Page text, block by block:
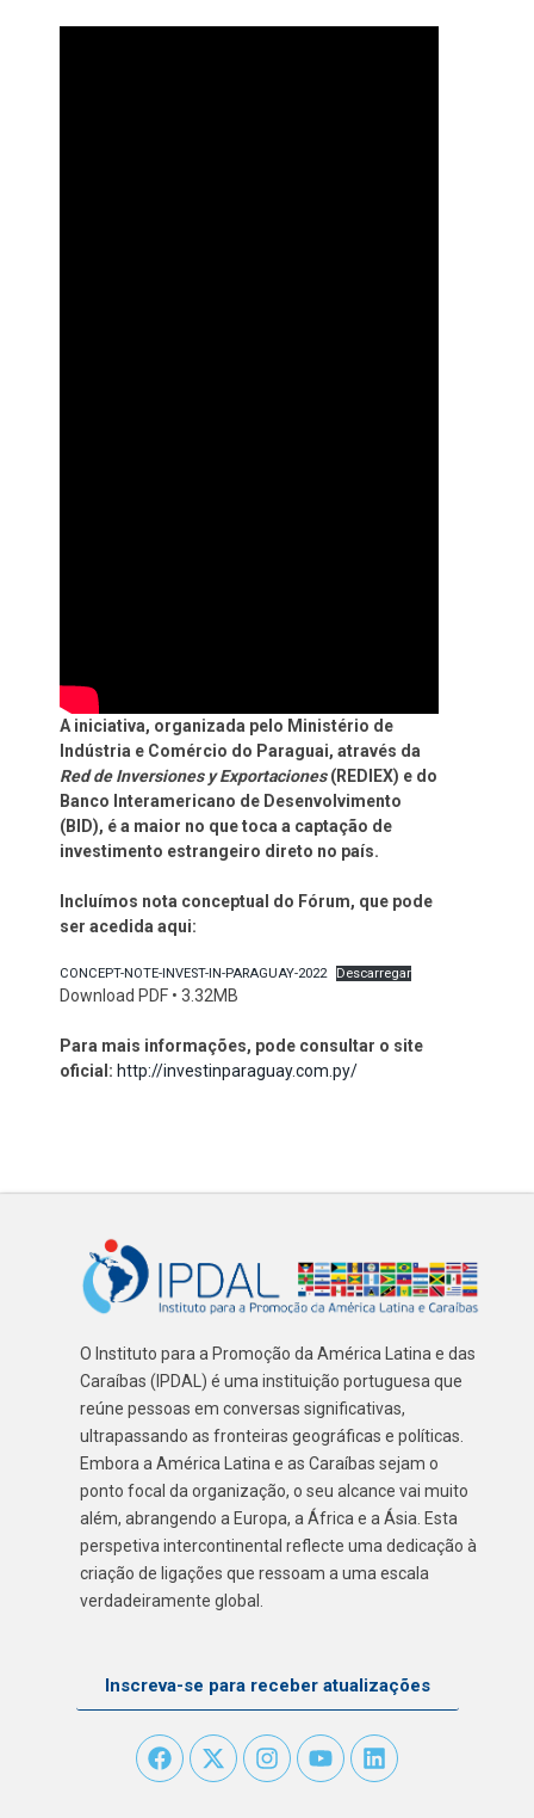
A iniciativa, organizada pelo Ministério de
Indústria e Comércio do Paraguai, através da
Red de Inversiones y Exportaciones(REDIEX) e do
Banco Interamericano de Desenvolvimento
(BID), é a maior no que toca a captação de
investimento estrangeiro direto no país.
Incluímos nota conceptual do Fórum, que pode
ser acedida aqui:
CONCEPT-NOTE-INVEST-IN-PARAGUAY-2022 Descarregar
Download PDF • 3.32MB
Para mais informações, pode consultar o site
oficial: http://investinparaguay.com.py/
O Instituto para a Promoção da América Latina e das
Caraíbas (IPDAL) é uma instituição portuguesa que
reúne pessoas em conversas significativas,
ultrapassando as fronteiras geográficas e políticas.
Embora a América Latina e as Caraíbas sejam o
ponto focal da organização, o seu alcance vai muito
além, abrangendo a Europa, a África e a Ásia. Esta
perspetiva intercontinental reflecte uma dedicação à
criação de ligações que ressoam a uma escala
verdadeiramente global.
Inscreva-se para receber atualizações